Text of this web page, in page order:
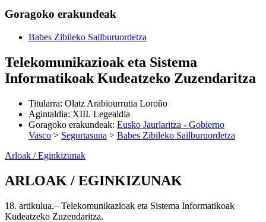
Goragoko erakundeak
Babes Zibileko Sailburuordetza
Telekomunikazioak eta Sistema
Informatikoak Kudeatzeko Zuzendaritza
Titularra: Olatz Arabiourrutia Loroño
Agintaldia: XIII. Legealdia
Goragoko erakundeak: Eusko Jaurlaritza - Gobierno
Vasco > Segurtasuna > Babes Zibileko Sailburuordetza
Arloak / Eginkizunak
ARLOAK / EGINKIZUNAK
18. artikulua.– Telekomunikazioak eta Sistema Informatikoak
Kudeatzeko Zuzendaritza.